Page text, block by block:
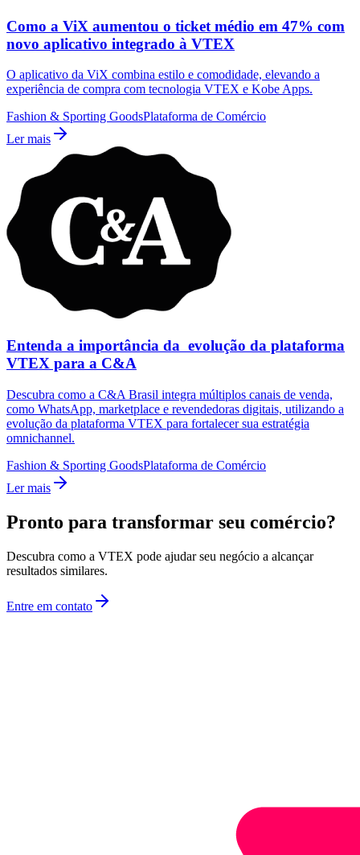
Como a ViX aumentou o ticket médio em 47% com
novo aplicativo integrado à VTEX
O aplicativo da ViX combina estilo e comodidade, elevando a
experiência de compra com tecnologia VTEX e Kobe Apps.
Fashion & Sporting GoodsPlataforma de Comércio
Ler mais
Entenda a importância da evolução da plataforma
VTEX para a C&A
Descubra como a C&A Brasil integra múltiplos canais de venda,
como WhatsApp, marketplace e revendedoras digitais, utilizando a
evolução da plataforma VTEX para fortalecer sua estratégia
omnichannel.
Fashion & Sporting GoodsPlataforma de Comércio
Ler mais
Pronto para transformar seu comércio?
Descubra como a VTEX pode ajudar seu negócio a alcançar
resultados similares.
Entre em contato